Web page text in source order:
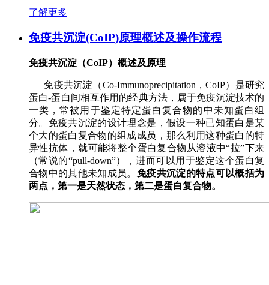
了解更多
免疫共沉淀(CoIP)原理概述及操作流程
免疫共沉淀（CoIP）概述及原理
免疫共沉淀（Co-Immunoprecipitation，CoIP）是研究
蛋白-蛋白间相互作用的经典方法，属于免疫沉淀技术的
一类，常被用于鉴定特定蛋白复合物的中未知蛋白组
分。免疫共沉淀的设计理念是，假设一种已知蛋白是某
个大的蛋白复合物的组成成员，那么利用这种蛋白的特
异性抗体，就可能将整个蛋白复合物从溶液中“拉”下来
（常说的“pull-down”），进而可以用于鉴定这个蛋白复
合物中的其他未知成员。 免疫共沉淀的特点可以概括为
两点，第一是天然状态，第二是蛋白复合物。